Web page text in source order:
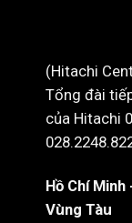
(Hitachi
Tổng đài
của Hitachi
Hồ Chí
Vùng Tàu